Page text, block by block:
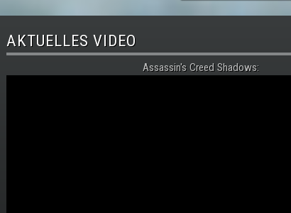
AKTUELLES VIDEO
Assassin's Creed Shadows: